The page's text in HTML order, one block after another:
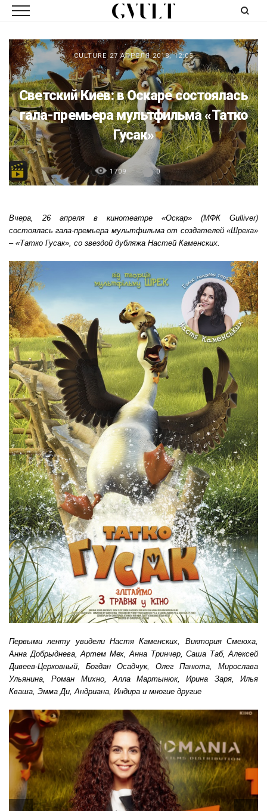
CULTURE 27 АПРЕЛЯ 2018, 12:05
Светский Киев: в Оскаре состоялась
гала-премьера мультфильма «Татко
Гусак»
1709 0
Вчера, 26 апреля в кинотеатре «Оскар» (МФК Gulliver)
состояласьгала-премьера мультфильмаот создателей «Шрека»
– «Татко Гусак», со звездой дубляжа Настей Каменских.
Первыми ленту увидели Настя Каменских, Виктория Смеюха,
Анна Добрыднева, Артем Мех, Анна Тринчер, Саша Таб, Алексей
Дивеев-Церковный, Богдан Осадчук, Олег Панюта, Мирослава
Ульянина, Роман Михно, Алла Мартынюк, Ирина Заря, Илья
Кваша, Эмма Ди, Андриана , Индира и многие другие
Previous